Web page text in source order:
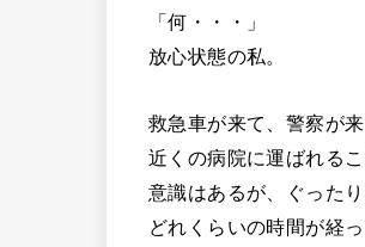
「何・・・」
放心状態の私。
救急車が来て、警察が
近くの病院に運ばれる
意識はあるが、ぐったり
どれくらいの時間が経っ